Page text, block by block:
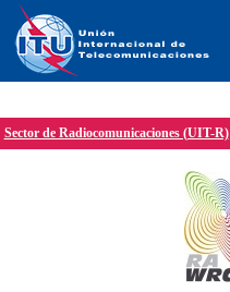
Sector de Radiocomunicaciones (UIT-R)